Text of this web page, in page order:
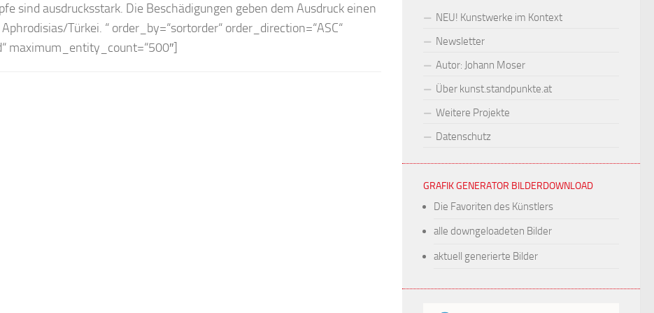
sind ausdrucksstark. Die Beschädigungen geben dem Ausdruck einen
Türkei. “ order_by=“sortorder“ order_direction=“ASC“
maximum_entity_count=“500″]
NEU! Kunstwerke im Kontext
Newsletter
Autor: Johann Moser
Über kunst.standpunkte.at
Weitere Projekte
Datenschutz
GRAFIK GENERATOR BILDERDOWNLOAD
Die Favoriten des Künstlers
alle downgeloadeten Bilder
aktuell generierte Bilder